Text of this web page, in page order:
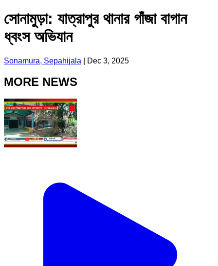
সোনামুড়া: যাত্রাপুর থানার গাঁজা বাগান
ধ্বংস অভিযান
Sonamura, Sepahijala Dec 3, 2025
MORE NEWS